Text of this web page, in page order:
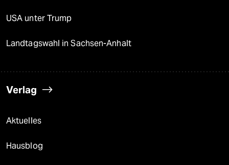
USA unter Trump
Landtagswahl in Sachsen-Anhalt
Verlag
Aktuelles
Hausblog